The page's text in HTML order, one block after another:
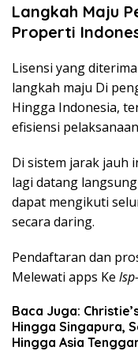
Langkah Maju
Properti
Lisensi yang
langkah maju Di
Hingga Indonesia,
efisiensi
Di sistem jarak jauh
lagi datang
dapat mengikuti
secara daring.
Pendaftaran dan
Melewati apps Ke
Baca Juga:
Hingga Singapura,
Hingga Asia